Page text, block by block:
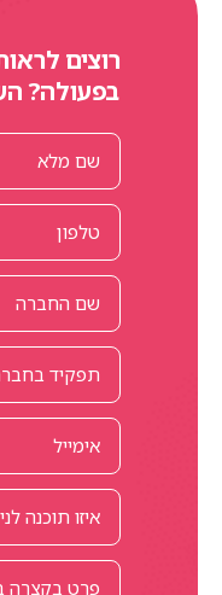
רוצים
בפעולה?